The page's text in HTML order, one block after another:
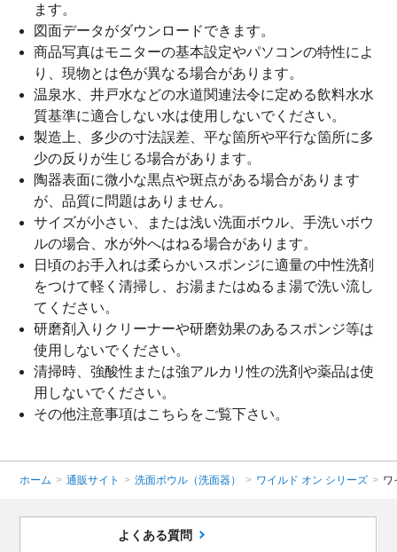
ます。
図面データがダウンロードできます。
商品写真はモニターの基本設定やパソコンの特性によ
り、現物とは色が異なる場合があります。
温泉水、井戸水などの水道関連法令に定める飲料水水
質基準に適合しない水は使用しないでください。
製造上、多少の寸法誤差、平な箇所や平行な箇所に多
少の反りが生じる場合があります。
陶器表面に微小な黒点や斑点がある場合があります
が、品質に問題はありません。
サイズが小さい、または浅い洗面ボウル、手洗いボウ
ルの場合、水が外へはねる場合があります。
日頃のお手入れは柔らかいスポンジに適量の中性洗剤
をつけて軽く清掃し、お湯またはぬるま湯で洗い流し
てください。
研磨剤入りクリーナーや研磨効果のあるスポンジ等は
使用しないでください。
清掃時、強酸性または強アルカリ性の洗剤や薬品は使
用しないでください。
その他注意事項はこちら をご覧下さい。
ホーム > 通販サイト > 洗面ボウル（洗面器） > ワイルド オン シリーズ > ワ
よくある質問